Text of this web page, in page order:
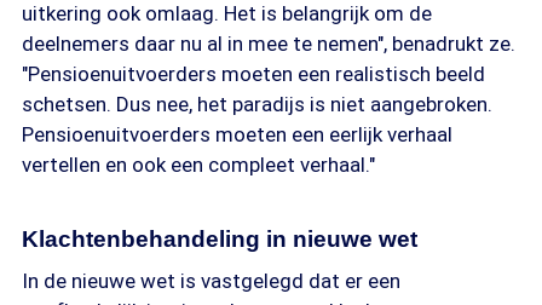
uitkering ook omlaag. Het is belangrijk om de
deelnemers daar nu al in mee te nemen", benadrukt ze.
"Pensioenuitvoerders moeten een realistisch beeld
schetsen. Dus nee, het paradijs is niet aangebroken.
Pensioenuitvoerders moeten een eerlijk verhaal
vertellen en ook een compleet verhaal."
Klachtenbehandeling in nieuwe wet
In de nieuwe wet is vastgelegd dat er een